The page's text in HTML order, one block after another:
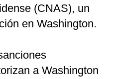
(CNAS), un
en Washington.
a Washington